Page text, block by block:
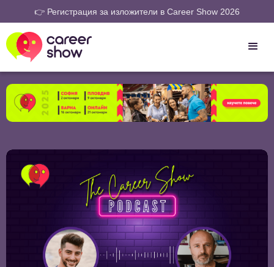
👉 Регистрация за изложители в Career Show 2026